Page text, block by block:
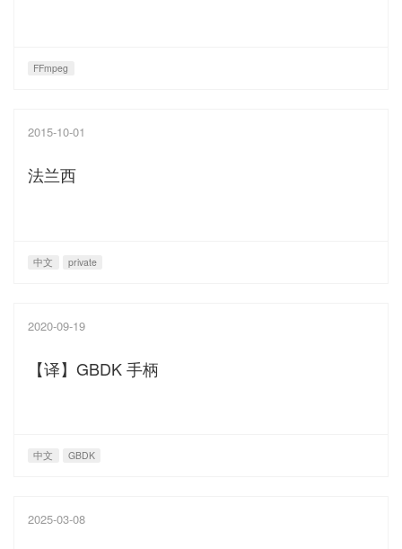
FFmpeg
2015-10-01
法兰西
中文 private
2020-09-19
【译】GBDK 手柄
中文 GBDK
2025-03-08